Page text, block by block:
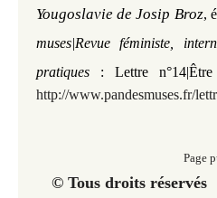
Yougoslavie de Josip Broz,
muses|Revue féministe,
pratiques : Lettre
http://www.pandesmuses.fr/
Page
© Tous droits